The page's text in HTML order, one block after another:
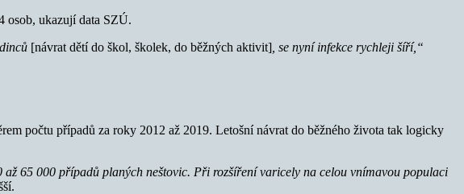
osob, ukazují data SZÚ.
[návrat dětí do škol, školek, do běžných aktivit] , se nyní infekce rychleji šíří,“
počtu případů za roky 2012 až 2019. Letošní návrat do běžného života tak logicky
až 65 000 případů planých neštovic. Při rozšíření varicely na celou vnímavou populaci